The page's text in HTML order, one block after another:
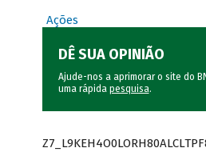
Ações
DÊ SUA OPINIÃO
Ajude-nos a aprimorar o site do
uma rápida pesquisa.